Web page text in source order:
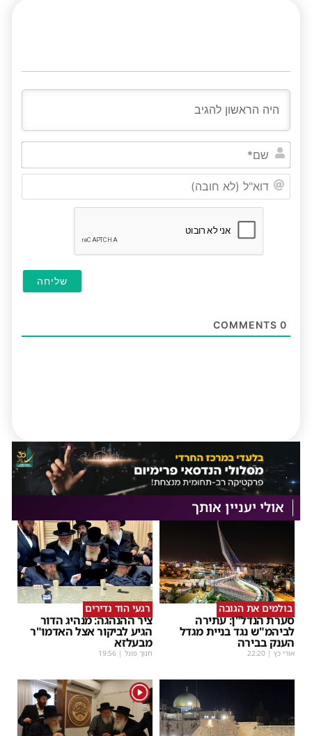
0
אולי יעניין אותך
בולמים את הגובה
סערת הנדל"ן: עתירה
לביהמ"ש נגד בניית מגדל
הענק בבירה
אורי כץ |
22:20
רגעי הוד נדירים
ציר ההנהגה: מנהיג הדור
הגיע לביקור אצל האדמו"ר
מבעלזא
חנוך פוגל |
19:56
1